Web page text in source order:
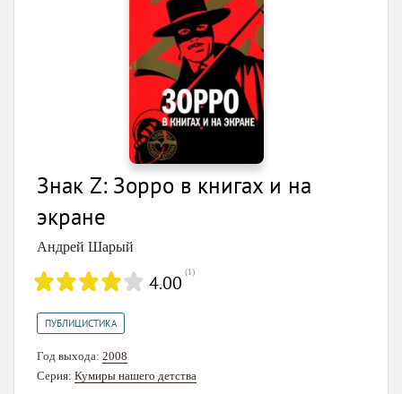
Знак Z: Зорро в книгах и на
экране
Андрей Шарый
4.00 (1)
ПУБЛИЦИСТИКА
Год выхода: 2008
Серия: Кумиры нашего детства